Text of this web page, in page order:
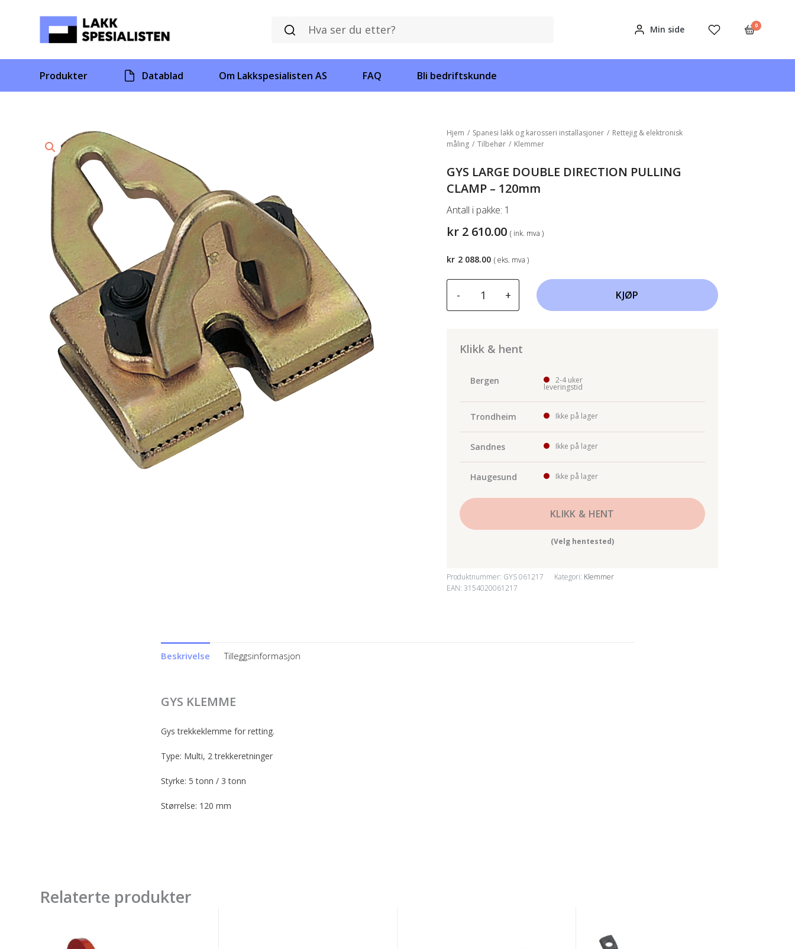
Min side 0
Produkter Datablad Om Lakkspesialisten AS FAQ Bli bedriftskunde
Hjem / Spanesi lakk og karosseri installasjoner / Rettejig & elektronisk
måling / Tilbehør / Klemmer
GYS LARGE DOUBLE DIRECTION PULLING
CLAMP – 120mm
kr 2 610.00 ( ink. mva )
Antall i pakke: 1
-
LARGE
DOUBLE
PULLING
antall
+ KJØP
Klikk & hent
Bergen 2-4 uker
leveringstid
Trondheim Ikke på lager
Sandnes Ikke på lager
Haugesund Ikke på lager
KLIKK & HENT
(Velg hentested)
Produktnummer: GYS 061217 Kategori: Klemmer
EAN: 3154020061217
kr 2 088.00 ( eks. mva )
Beskrivelse Tilleggsinformasjon
GYS KLEMME
Gys trekkeklemme for retting.
Type: Multi, 2 trekkeretninger
Styrke: 5 tonn / 3 tonn
Størrelse: 120 mm
Relaterte produkter
CORNER
PULLING